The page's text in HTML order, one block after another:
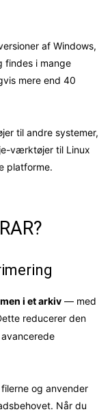
af Windows,
findes i mange
mere end 40
til andre systemer,
værktøjer til Linux
platforme.
i et arkiv — med
reducerer den
og anvender
Når du